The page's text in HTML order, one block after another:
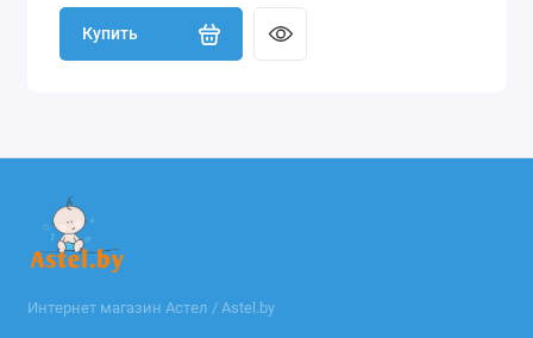
Купить
Интернет магазин Астел / Astel.by